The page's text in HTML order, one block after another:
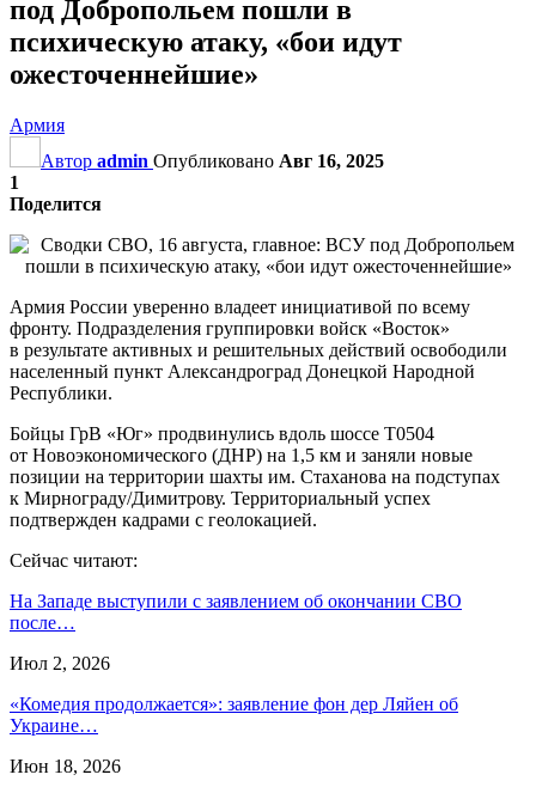
под Добропольем пошли в
психическую атаку, «бои идут
ожесточеннейшие»
Армия
Автор admin Опубликовано Авг 16, 2025
1
Поделится
Армия России уверенно владеет инициативой по всему
фронту. Подразделения группировки войск «Восток»
в результате активных и решительных действий освободили
населенный пункт Александроград Донецкой Народной
Республики.
Бойцы ГрВ «Юг» продвинулись вдоль шоссе Т0504
от Новоэкономического (ДНР) на 1,5 км и заняли новые
позиции на территории шахты им. Стаханова на подступах
к Мирнограду/Димитрову. Территориальный успех
подтвержден кадрами с геолокацией.
Сейчас читают:
На Западе выступили с заявлением об окончании СВО
после…
Июл 2, 2026
«Комедия продолжается»: заявление фон дер Ляйен об
Украине…
Июн 18, 2026